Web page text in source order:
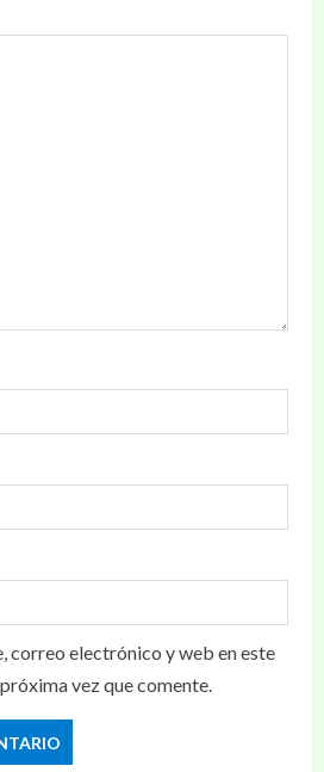
correo electrónico y web en este
vez que comente.